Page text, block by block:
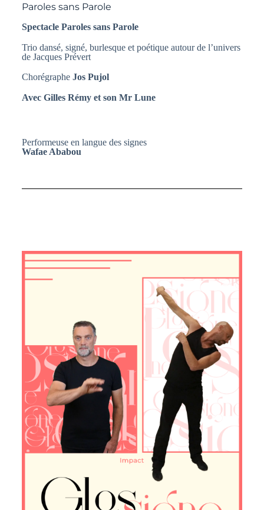
Paroles sans Parole
Spectacle Paroles sans Parole
Trio dansé, signé, burlesque et poétique autour de l’univers
de Jacques Prévert
Chorégraphe Jos Pujol
Avec Gilles Rémy et son Mr Lune
Performeuse en langue des signes
Wafae Ababou